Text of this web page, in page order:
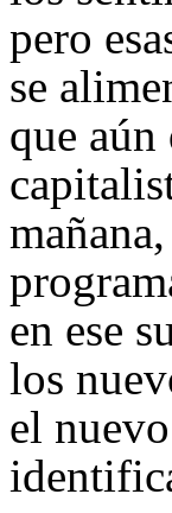
pero
se
que aún
en ese
los
el